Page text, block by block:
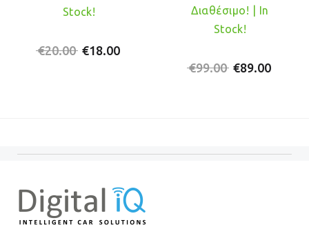
€20.00 Original
€18.00
Stock!
€99.00 Original
€89.00
Διαθέσιμο! | In
Stock!